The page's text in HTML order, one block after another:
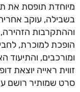
מיוחדת תופסת את
בשבילה, עוקב
וההתקרבות
הופכת למוכרת,
ומורכבים, והתיעוד
זווית ראייה יוצאת
סרט שמותיר רושם